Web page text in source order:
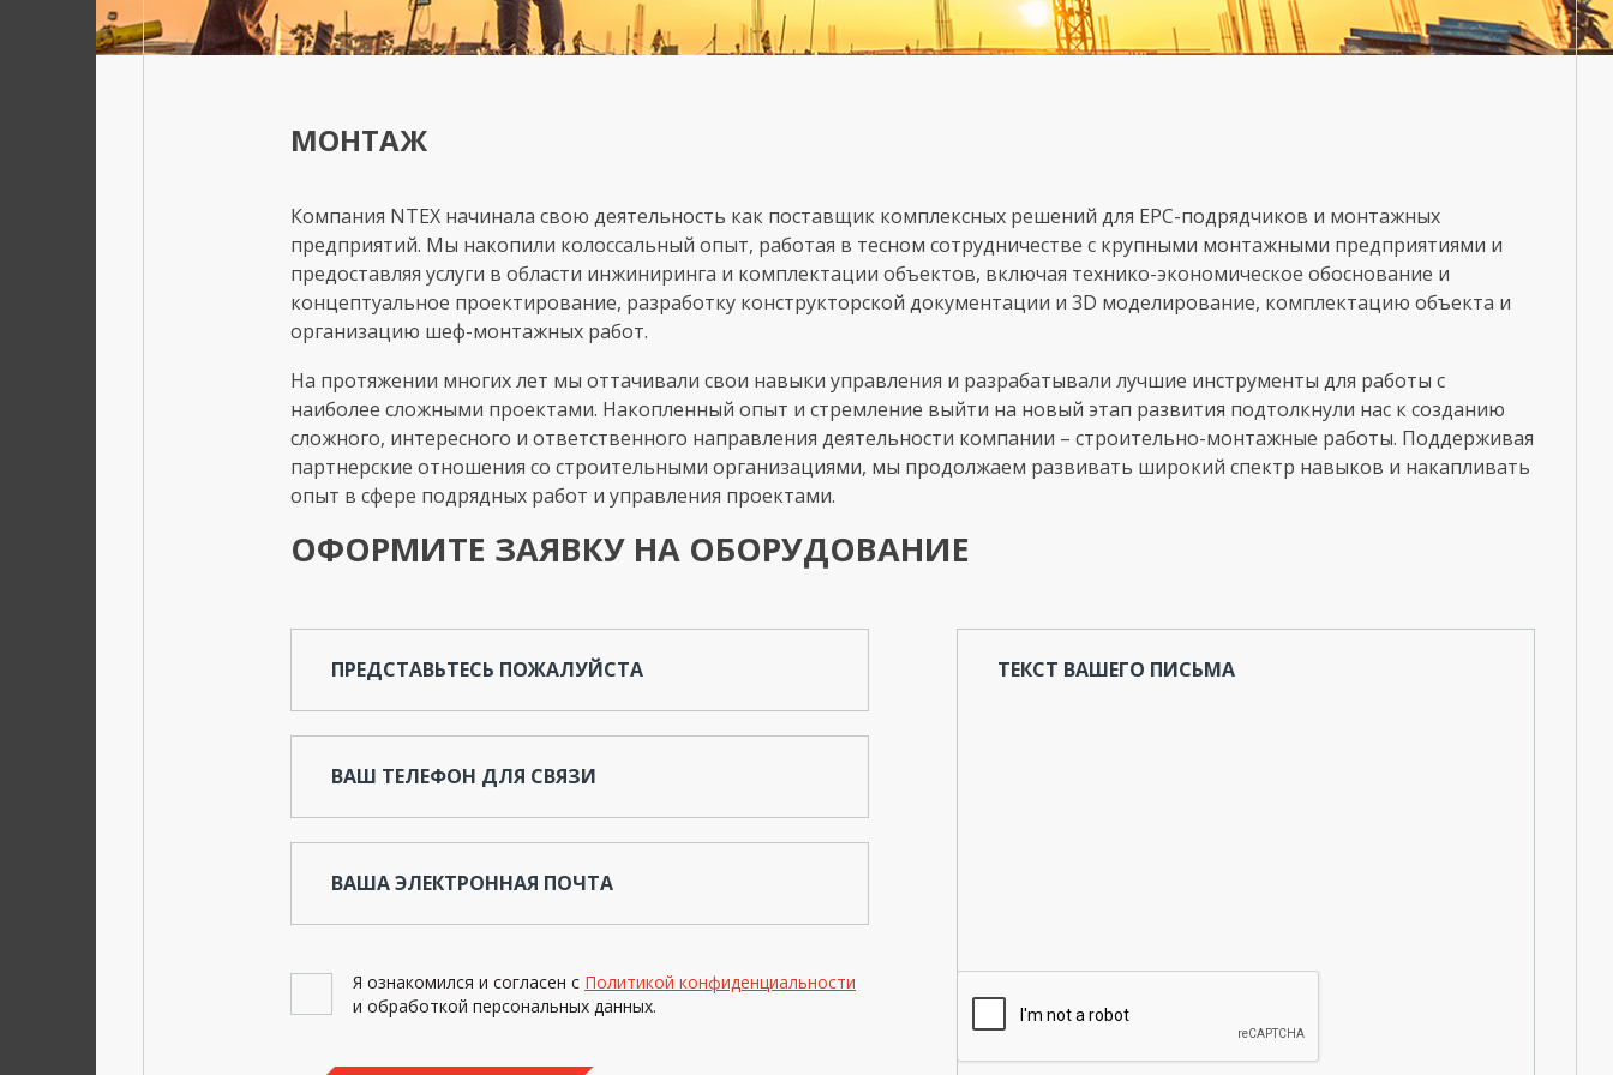
МОНТАЖ
Компания NTEX начинала свою деятельность как поставщик комплексных решений для EPC-подрядчиков и монтажных
предприятий. Мы накопили колоссальный опыт, работая в тесном сотрудничестве с крупными монтажными предприятиями и
предоставляя услуги в области инжиниринга и комплектации объектов, включая технико-экономическое обоснование и
концептуальное проектирование, разработку конструкторской документации и 3D моделирование, комплектацию объекта и
организацию шеф-монтажных работ.
На протяжении многих лет мы оттачивали свои навыки управления и разрабатывали лучшие инструменты для работы с
наиболее сложными проектами. Накопленный опыт и стремление выйти на новый этап развития подтолкнули нас к созданию
сложного, интересного и ответственного направления деятельности компании – строительно-монтажные работы. Поддерживая
партнерские отношения со строительными организациями, мы продолжаем развивать широкий спектр навыков и накапливать
опыт в сфере подрядных работ и управления проектами.
ОФОРМИТЕ ЗАЯВКУ НА ОБОРУДОВАНИЕ
ПРЕДСТАВЬТЕСЬ ПОЖАЛУЙСТА
ВАШ ТЕЛЕФОН ДЛЯ СВЯЗИ
ВАША ЭЛЕКТРОННАЯ ПОЧТА
ТЕКСТ ВАШЕГО ПИСЬМА
Я ознакомился и согласен с Политикой конфиденциальности
и обработкой персональных данных.